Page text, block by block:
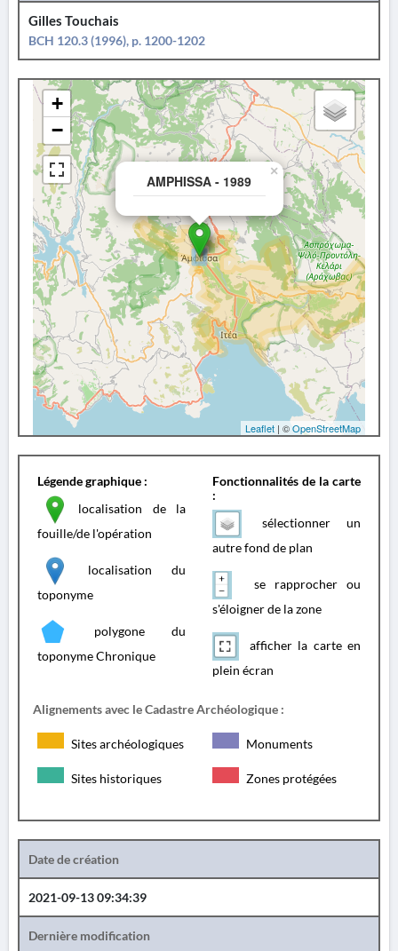
Gilles Touchais
BCH 120.3 (1996), p. 1200-1202
AMPHISSA - 1989
×
+
−
Leaflet | ©OpenStreetMap
Légende graphique :
localisation de la
fouille/de l'opération
localisation du
toponyme
polygone du
toponyme Chronique
Fonctionnalités de la carte
:
sélectionner un
autre fond de plan
se rapprocher ou
s'éloigner de la zone
afficher la carte en
plein écran
Alignements avec le Cadastre Archéologique :
Sites archéologiques Monuments
Sites historiques Zones protégées
Date de création
2021-09-13 09:34:39
Dernière modification